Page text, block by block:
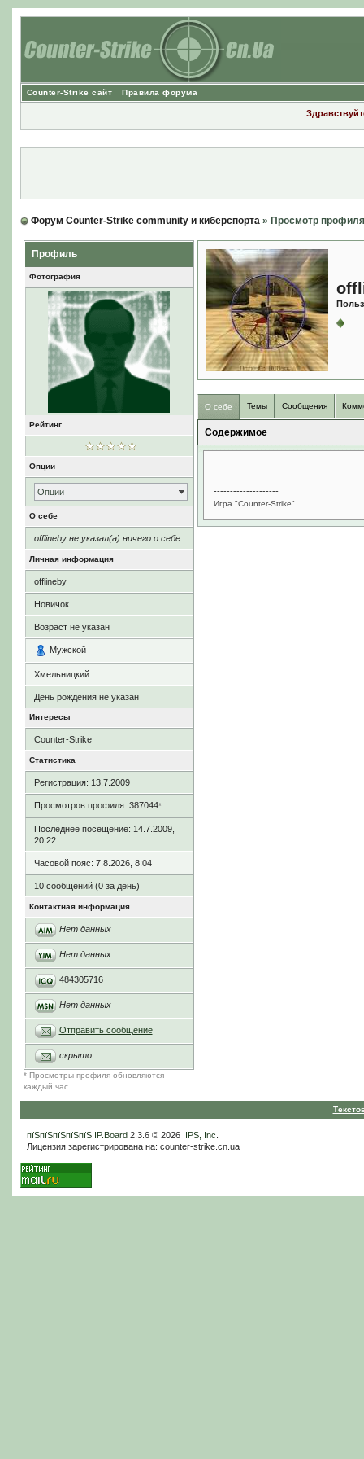
Counter-Strike сайт Правила форума
Форум Counter-Strike community и киберспорта» Просмотр профиля
Профиль
Фотография
Рейтинг
Опции
Опции
О себе
offlineby не указал(а) ничего о себе.
Личная информация
offlineby
Новичок
Возраст не указан
Мужской
Хмельницкий
День рождения не указан
Интересы
Counter-Strike
Статистика
Регистрация: 13.7.2009
Просмотров профиля: 387044*
Последнее посещение: 14.7.2009,
20:22
Часовой пояс: 7.8.2026, 8:04
10 сообщений (0 за день)
Контактная информация
Нет данных
Нет данных
484305716
Нет данных
Отправить сообщение
скрыто
* Просмотры профиля обновляются
каждый час
О себе Темы Сообщения
Содержимое
--------------------
Игра "Counter-Strike".
пїЅпїЅпїЅпїЅпїЅ IP.Board2.3.6 © 2026 IPS, Inc
Лицензия зарегистрирована на: counter-strike.cn.ua